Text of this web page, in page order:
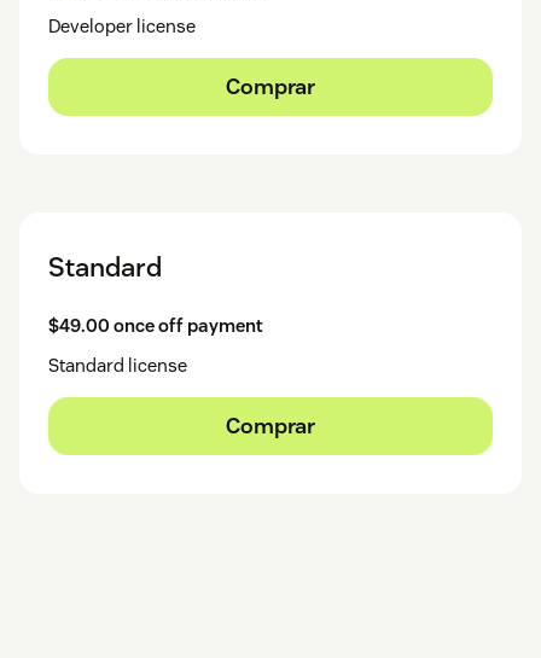
Developer license
Comprar
Standard
$49.00 once off payment
Standard license
Comprar